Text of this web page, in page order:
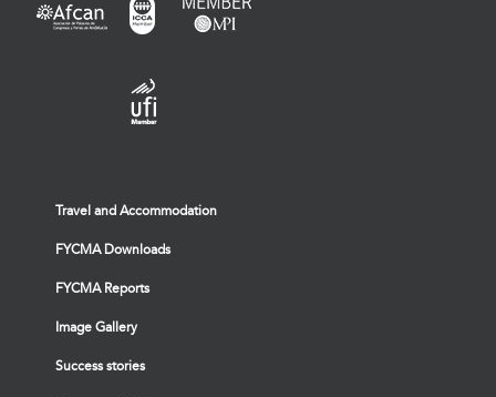
Travel and Accommodation
FYCMA Downloads
FYCMA Reports
Image Gallery
Success stories